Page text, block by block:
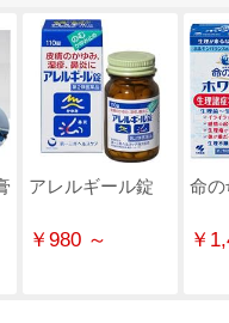
アレルギール錠
￥980 ～
命
￥